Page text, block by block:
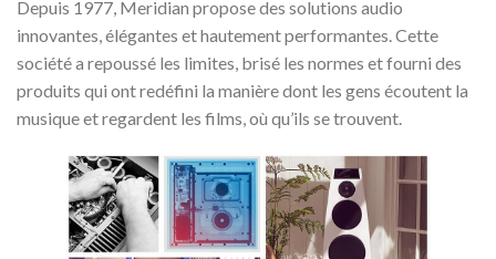
Depuis 1977, Meridian propose des solutions audio
innovantes, élégantes et hautement performantes. Cette
société a repoussé les limites, brisé les normes et fourni des
produits qui ont redéfini la manière dont les gens écoutent la
musique et regardent les films, où qu’ils se trouvent.